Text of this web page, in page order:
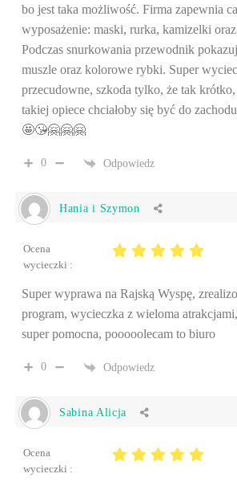
bo jest taka możliwość. Firma zapewnia
wyposażenie: maski, rurka, kamizelki oraz
Podczas snurkowania przewodnik
muszle oraz kolorowe rybki. Super
przecudowne, szkoda tylko, że tak
takiej opiece chciałoby się być do
🤩😘🤗🤗🤗
0 Odpowiedz
Hania i Szymon
Ocena
wycieczki :
Super wyprawa na Rajską Wyspę,
program, wycieczka z wieloma atrakcjami,
super pomocna, pooooolecam to biuro
0 Odpowiedz
Sabina Alicja
Ocena
wycieczki :